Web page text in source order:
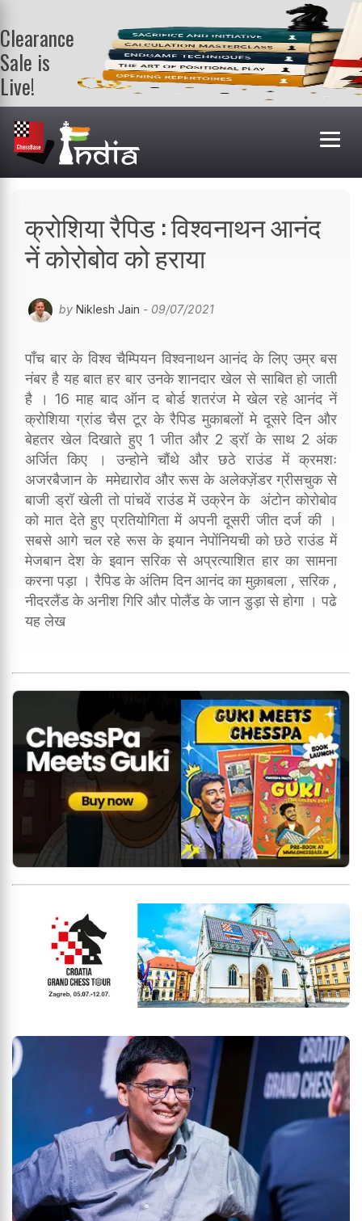
Clearance
Sale is
Live!
Get a FREE
book on
purchasing 2
or more
books. Valid
क्रोशिया रैपिड : विश्वनाथन आनंद
नें कोरोबोव को हराया
by Niklesh Jain - 09/07/2021
पाँच बार के विश्व चैम्पियन विश्वनाथन आनंद के लिए उम्र बस
नंबर है यह बात हर बार उनके शानदार खेल से साबित हो जाती
है । 16 माह बाद ऑन द बोर्ड शतरंज मे खेल रहे आनंद नें
क्रोशिया ग्रांड चैस टूर के रैपिड मुकाबलों मे दूसरे दिन और
बेहतर खेल दिखाते हुए 1 जीत और 2 ड्रॉ के साथ 2 अंक
अर्जित किए । उन्होने चौंथे और छठे राउंड में क्रमशः
अजरबैजान के ममेद्यारोव और रूस के अलेक्ज़ेंडर ग्रीसचुक से
बाजी ड्रॉ खेली तो पांचवें राउंड में उक्रेन के अंटोन कोरोबोव
को मात देते हुए प्रतियोगिता में अपनी दूसरी जीत दर्ज की ।
सबसे आगे चल रहे रूस के इयान नेपोंनियची को छठे राउंड में
मेजबान देश के इवान सरिक से अप्रत्याशित हार का सामना
करना पड़ा । रैपिड के अंतिम दिन आनंद का मुक़ाबला , सरिक ,
नीदरलैंड के अनीश गिरि और पोलैंड के जान डुड़ा से होगा । पढे
यह लेख